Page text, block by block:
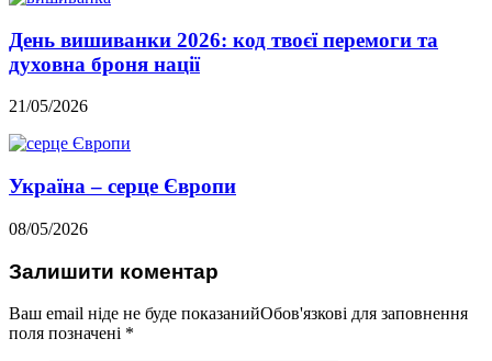
День вишиванки 2026: код твоєї перемоги та
духовна броня нації
21/05/2026
Україна – серце Європи
08/05/2026
Залишити коментар
Ваш email ніде не буде показанийОбов'язкові для заповнення
поля позначені *